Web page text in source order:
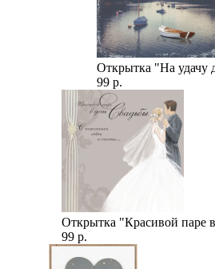
Открытка "На удачу
99 р.
Открытка "Красивой паре
99 р.